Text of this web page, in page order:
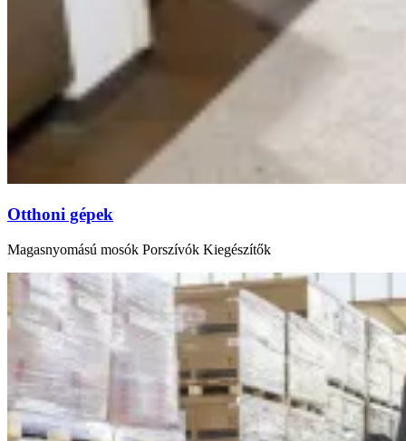
Otthoni gépek
Magasnyomású mosók Porszívók Kiegészítők